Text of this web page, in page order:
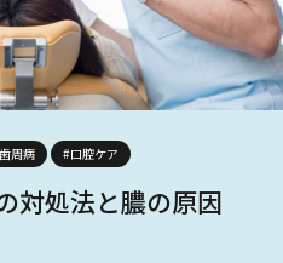
周病 #口腔ケア
対処法と膿の原因